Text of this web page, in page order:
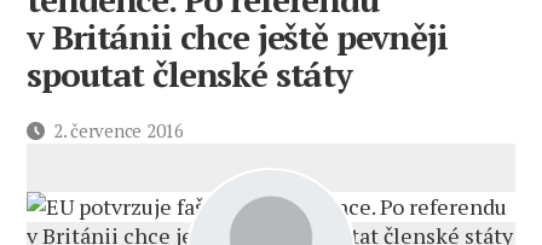
v Británii chce ještě pevněji
spoutat členské státy
Datum2. července 2016